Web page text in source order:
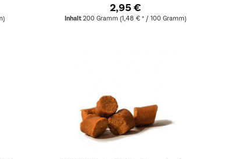
2,95 €
Inhalt200 Gramm (1,48 € * / 100 Gramm)